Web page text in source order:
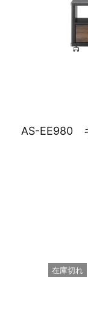
AS-EE980
在庫切れ